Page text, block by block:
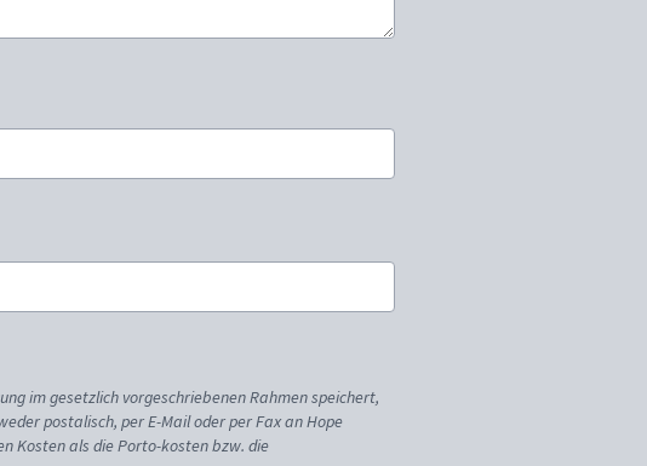
im gesetzlich vorgeschriebenen Rahmen speichert,
postalisch, per E-Mail oder per Fax an Hope
Kosten als die Porto-kosten bzw. die